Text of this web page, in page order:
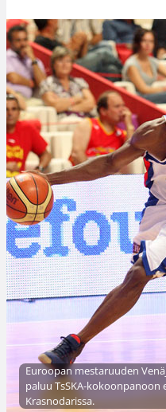
Euroopan mestaruuden
paluu TsSKA-
Krasnodarissa.